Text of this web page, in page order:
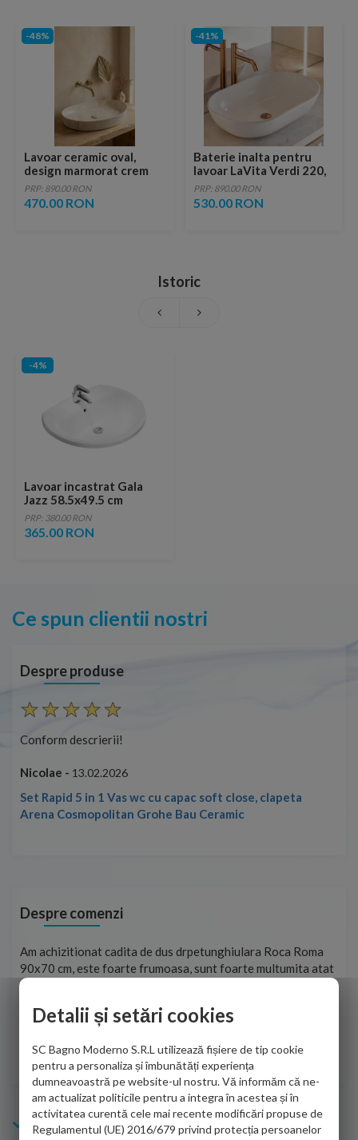
-48%
Lavoar ceramic oval,
design marmorat crem
lucios cu vene aurii,
ventil inclus
PRP: 890.00 RON
470.00 RON
-41%
Baterie inalta pentru
lavoar LaVita Verdi 220,
fara ventil, brushed
copper
PRP: 890.00 RON
530.00 RON
Istoric
-4%
Lavoar incastrat Gala
Jazz 58.5x49.5 cm
PRP: 380.00 RON
365.00 RON
Ce spun clientii nostri
Despre produse
Conform descrierii!
Nicolae - 13.02.2026
Set Rapid 5 in 1 Vas wc cu capac soft close, clapeta
Arena Cosmopolitan Grohe Bau Ceramic
Despre comenzi
Am achizitionat cadita de dus drpetunghiulara Roca Roma
90x70 cm, este foarte frumoasa, sunt foarte multumita atat
de personalul firmei dvs. cu care am colaborat in obtinerea
adus coletul in siguranta.Numai bine, va doresc!
Sofrone Viviana -28.07.2026
Info Bagno
Detalii și setări cookies
SC Bagno Moderno S.R.L utilizează fișiere de tip cookie
pentru a personaliza și îmbunătăți experiența
dumneavoastră pe website-ul nostru. Vă informăm că ne-
am actualizat politicile pentru a integra în acestea și în
activitatea curentă cele mai recente modificări propuse de
Regulamentul (UE) 2016/679 privind protecția persoanelor